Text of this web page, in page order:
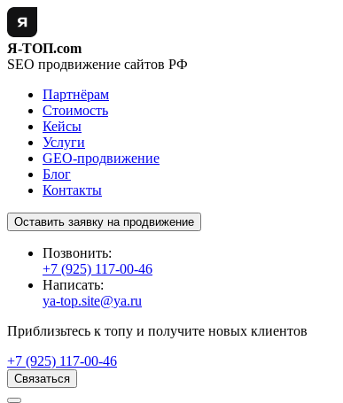
Я-ТОП.com
SEO продвижение сайтов РФ
Партнёрам
Стоимость
Кейсы
Услуги
GEO-продвижение
Блог
Контакты
Оставить заявку на продвижение
Позвонить:
+7 (925) 117-00-46
Написать:
ya-top.site@ya.ru
Приблизьтесь к топу и получите новых клиентов
+7 (925) 117-00-46
Связаться